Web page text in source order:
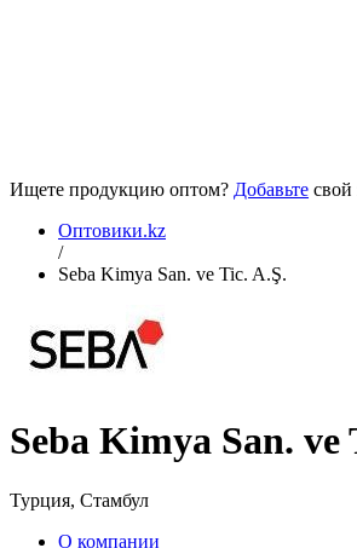
Ищете продукцию оптом? Добавьте свой
Оптовики.kz
/
Seba Kimya San. ve Tic. A.Ş.
Seba Kimya San. ve
Турция, Стамбул
О компании